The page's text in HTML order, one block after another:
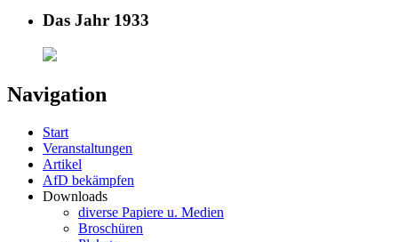
Das Jahr 1933
Navigation
Start
Veranstaltungen
Artikel
AfD bekämpfen
Downloads
diverse Papiere u. Medien
Broschüren